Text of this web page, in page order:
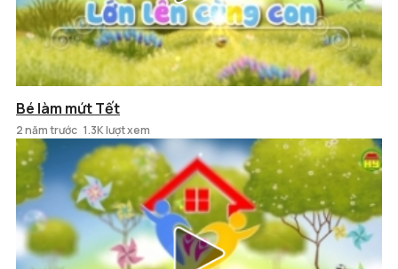
Bé làm mứt Tết
2 năm trước 1.3K lượt xem